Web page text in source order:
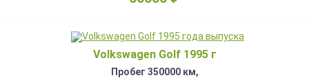
Volkswagen Golf 1995 г
Пробег 350000 км,